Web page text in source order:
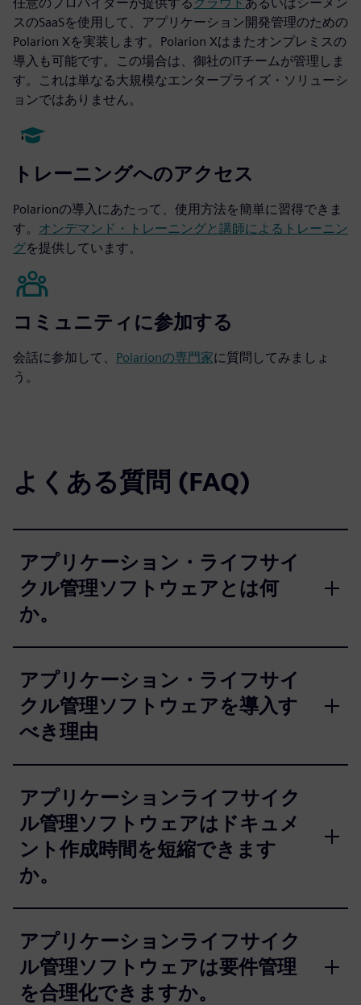
スのSaaSを使用して、アプリケーション開発管理のための
Polarion Xを実装します。Polarion Xはまたオンプレミスの
導入も可能です。この場合は、御社のITチームが管理しま
す。これは単なる大規模なエンタープライズ・ソリューシ
ョンではありません。
トレーニングへのアクセス
Polarionの導入にあたって、使用方法を簡単に習得できま
す。 オンデマンド・トレーニングと講師によるトレーニン
グを提供しています。
コミュニティに参加する
会話に参加して、 Polarionの専門家に質問してみましょ
う。
よくある質問 (FAQ)
アプリケーション・ライフサイ
クル管理ソフトウェアとは何
か。
アプリケーション・ライフサイ
クル管理ソフトウェアを導入す
べき理由
アプリケーションライフサイク
ル管理ソフトウェアはドキュメ
ント作成時間を短縮できます
か。
アプリケーションライフサイク
ル管理ソフトウェアは要件管理
を合理化できますか。